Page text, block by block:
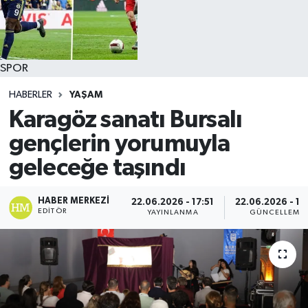
SPOR
HABERLER YAŞAM
Karagöz sanatı Bursalı
gençlerin yorumuyla
geleceğe taşındı
HABER MERKEZI
EDITÖR
22.06.2026 - 17:51
YAYINLANMA
22.06.2026 -
GÜNCELLEME